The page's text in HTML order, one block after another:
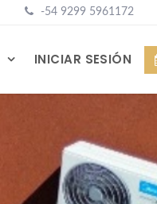
-54 9299 5961172
INICIAR SESIÓN